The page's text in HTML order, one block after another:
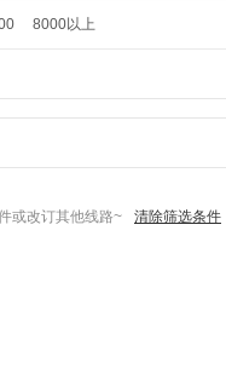
8000以上
或改订其他线路~ 清除筛选条件